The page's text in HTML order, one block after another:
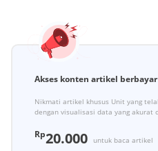
Akses konten artikel
Nikmati artikel khusus Unit yang
dengan visualisasi data yang akurat
Rp20.000
untuk baca artikel